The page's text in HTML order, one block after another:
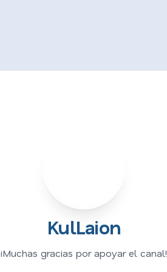
KulLaion
¡Muchas gracias por apoyar el canal!